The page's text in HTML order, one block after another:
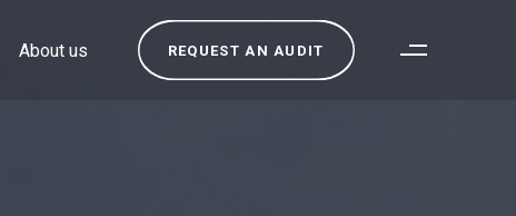
About us REQUEST AN AUDIT